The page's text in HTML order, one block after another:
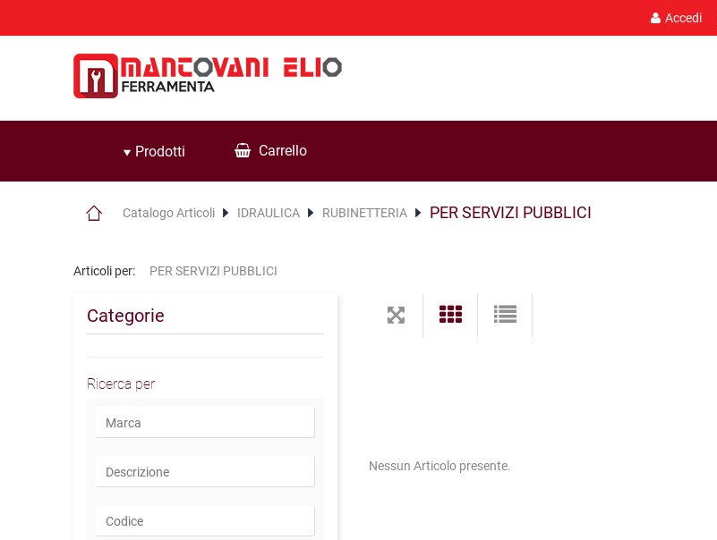
Accedi
Prodotti Carrello
Catalogo Articoli IDRAULICA RUBINETTERIA PER SERVIZI PUBBLICI
Articoli per: PER SERVIZI PUBBLICI
Categorie
Ricerca per
Nessun Articolo presente.